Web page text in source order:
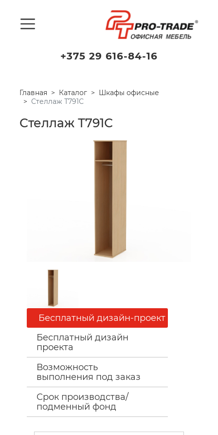
+375 29 616-84-16
Главная Каталог
Шкафы офисные
Стеллаж Т791С
Стеллаж Т791С
Бесплатный дизайн-проект
Бесплатный дизайн
проекта
Возможность
выполнения под заказ
Срок производства/
подменный фонд